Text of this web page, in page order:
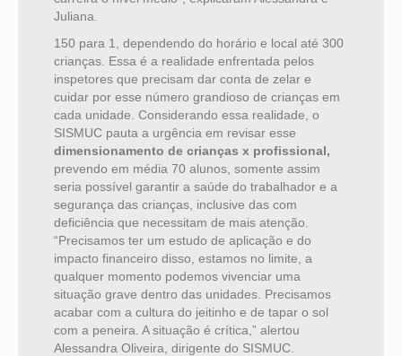
Juliana.
150 para 1, dependendo do horário e local até 300
crianças. Essa é a realidade enfrentada pelos
inspetores que precisam dar conta de zelar e
cuidar por esse número grandioso de crianças em
cada unidade. Considerando essa realidade, o
SISMUC pauta a urgência em revisar esse
dimensionamento de crianças x profissional,
prevendo em média 70 alunos, somente assim
seria possível garantir a saúde do trabalhador e a
segurança das crianças, inclusive das com
deficiência que necessitam de mais atenção.
“Precisamos ter um estudo de aplicação e do
impacto financeiro disso, estamos no limite, a
qualquer momento podemos vivenciar uma
situação grave dentro das unidades. Precisamos
acabar com a cultura do jeitinho e de tapar o sol
com a peneira. A situação é crítica,” alertou
Alessandra Oliveira, dirigente do SISMUC.